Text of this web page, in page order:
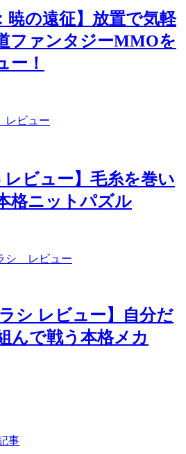
暁の遠征】放置で気軽
ファンタジーMMOを
ー！
レビュー】毛糸を巻い
格ニットパズル
シ レビュー】自分だ
んで戦う本格メカ
事